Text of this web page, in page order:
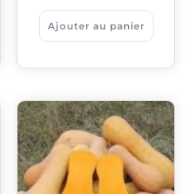
Ajouter au panier